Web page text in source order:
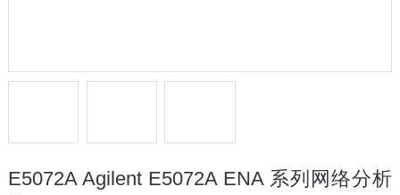
E5072A Agilent E5072A ENA 系列网络分析